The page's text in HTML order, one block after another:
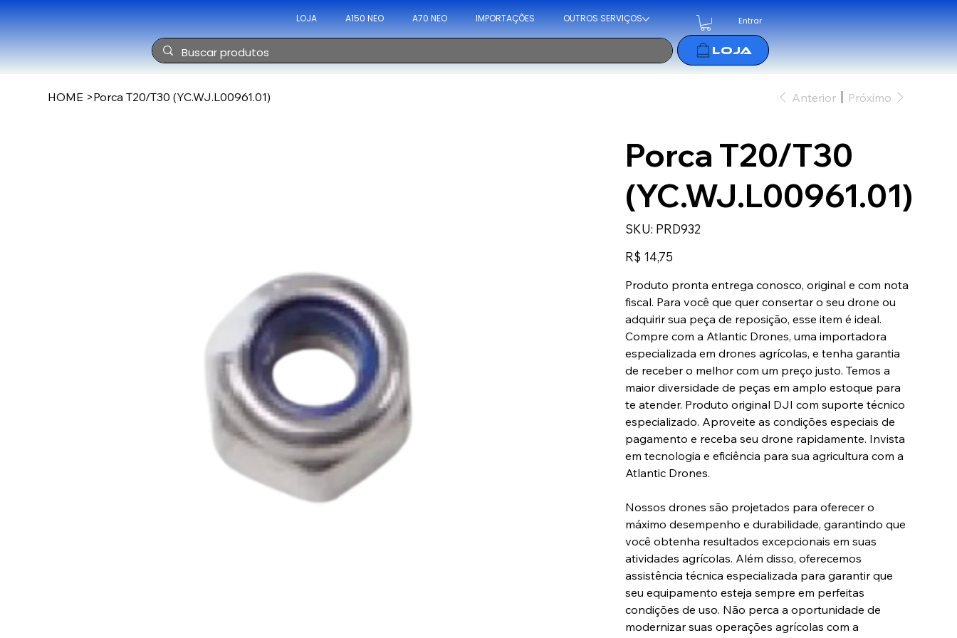
Entrar
LOJA A150 NEO A70 NEO IMPORTAÇÕES OUTROS SERVIÇOS
HOME >Porca T20/T30 (YC.WJ.L00961.01) Anterior Próximo
Porca T20/T30
(YC.WJ.L00961.01)
SKU: SKU
PRD932
PRD932
Preço
R$ 14,75
Produto pronta entrega conosco, original e com nota
fiscal. Para você que quer consertar o seu drone ou
adquirir sua peça de reposição, esse item é ideal.
Compre com a Atlantic Drones, uma importadora
especializada em drones agrícolas, e tenha garantia
de receber o melhor com um preço justo. Temos a
maior diversidade de peças em amplo estoque para
te atender. Produto original DJI com suporte técnico
especializado. Aproveite as condições especiais de
pagamento e receba seu drone rapidamente. Invista
em tecnologia e eficiência para sua agricultura com a
Atlantic Drones.
Nossos drones são projetados para oferecer o
máximo desempenho e durabilidade, garantindo que
você obtenha resultados excepcionais em suas
atividades agrícolas. Além disso, oferecemos
assistência técnica especializada para garantir que
seu equipamento esteja sempre em perfeitas
condições de uso. Não perca a oportunidade de
modernizar suas operações agrícolas com a